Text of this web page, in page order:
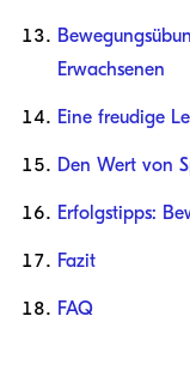
Erwachsenen
Eine freudige
Den Wert von
Erfolgstipps:
Fazit
FAQ